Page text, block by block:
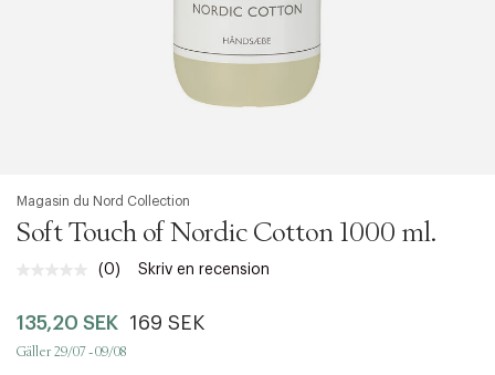
Magasin du Nord Collection
Soft Touch of Nordic Cotton 1000 ml.
Inget
Länk
till
samma
(0) Skriv en recension
135,20 SEK 169 SEK
Gäller 29/07 - 09/08